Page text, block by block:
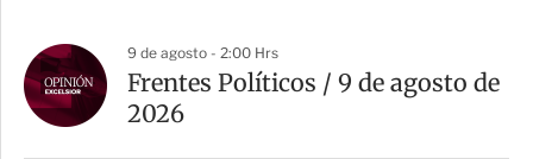
9 de agosto - 2:00 Hrs
Frentes Políticos / 9 de agosto de
2026